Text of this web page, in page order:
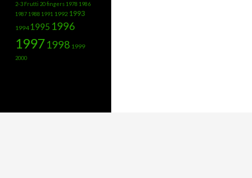
2-3 Frutti 20 fingers 1978 1986
1987 1988 1991 1992 1993
1994 1995 1996
1997 1998 1999
2000